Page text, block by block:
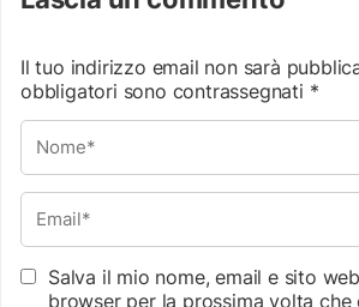
Il tuo indirizzo email non sarà
obbligatori sono contrassegnati *
Salva il mio nome, email e sito
browser per la prossima volta che